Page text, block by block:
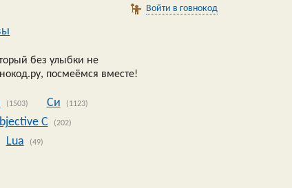
Войти в говнокод
без улыбки не
посмеёмся вместе!
(1503) Си (1123)
C (202)
Lua (49)